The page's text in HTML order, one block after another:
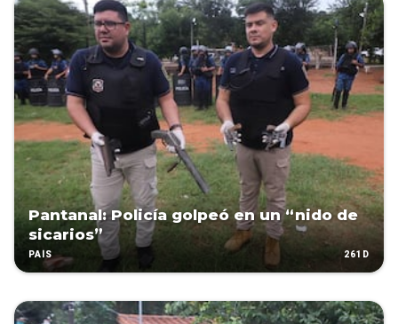
Pantanal: Policía golpeó en un “nido de
sicarios”
PAÍS 261D